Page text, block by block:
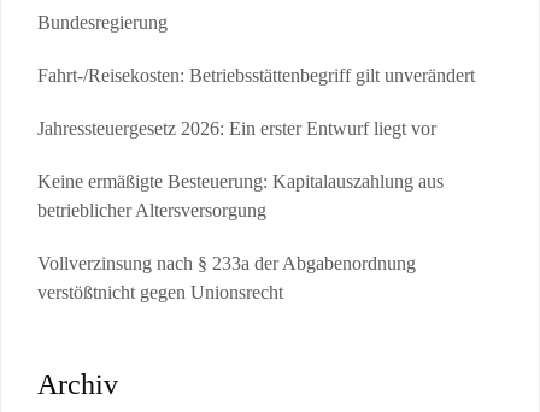
Bundesregierung
Fahrt-/Reisekosten: Betriebsstättenbegriff gilt unverändert
Jahressteuergesetz 2026: Ein erster Entwurf liegt vor
Keine ermäßigte Besteuerung: Kapitalauszahlung aus
betrieblicher Altersversorgung
Vollverzinsung nach § 233a der Abgabenordnung
verstößtnicht gegen Unionsrecht
Archiv